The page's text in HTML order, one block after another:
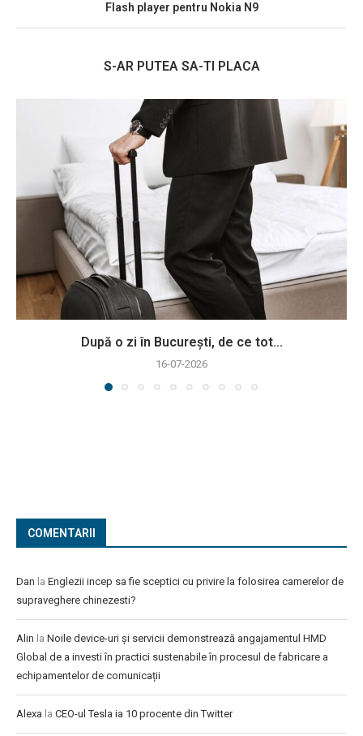
Flash player pentru Nokia N9
S-AR PUTEA SA-TI PLACA
După o zi în București, de ce tot...
16-07-2026
COMENTARII
Dan la Englezii incep sa fie sceptici cu privire la folosirea camerelor de
supraveghere chinezesti?
Alin la Noile device-uri și servicii demonstrează angajamentul HMD
Global de a investi în practici sustenabile în procesul de fabricare a
echipamentelor de comunicații
Alexa la CEO-ul Tesla ia 10 procente din Twitter